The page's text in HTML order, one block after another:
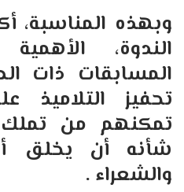
وبهذه المناسبة،
الندوة،
المسابقات ذات
تحفيز التلاميذ
تمكنهم من تملك
شأنه أن يخلق
والشعراء .